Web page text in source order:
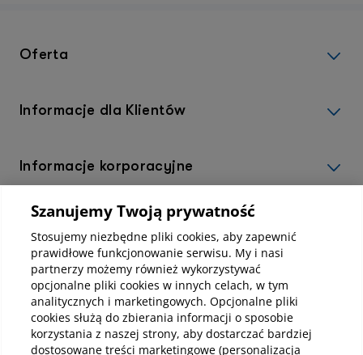
Oferta
Informacje dla Klientów
Informacje korporacyjne
Kup abonamenty online
Kup online
Pobierz aplikacje mobilną
Szanujemy Twoją prywatność
Stosujemy niezbędne pliki cookies, aby zapewnić
prawidłowe funkcjonowanie serwisu. My i nasi
partnerzy możemy również wykorzystywać
opcjonalne pliki cookies w innych celach, w tym
analitycznych i marketingowych. Opcjonalne pliki
cookies służą do zbierania informacji o sposobie
korzystania z naszej strony, aby dostarczać bardziej
dostosowane treści marketingowe (personalizacja